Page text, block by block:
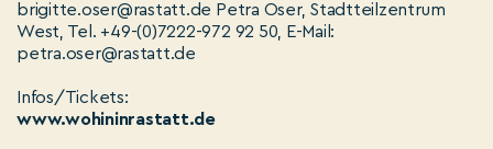
brigitte.oser@rastatt.de Petra Oser, Stadtteilzentrum
West, Tel. +49-(0)7222-972 92 50, E-Mail:
petra.oser@rastatt.de
Infos/Tickets:
www.wohininrastatt.de